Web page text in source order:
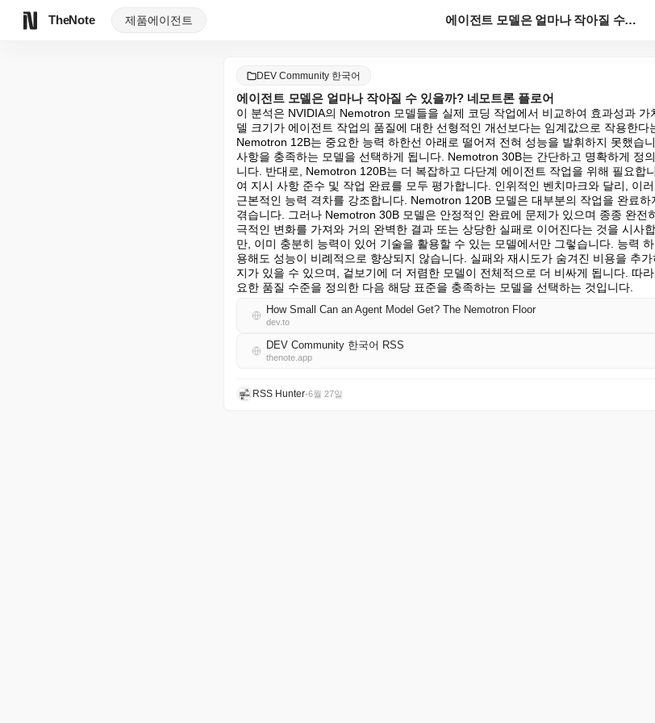
TheNote 제품에이전트 에이전트 모델은 얼마나 작아질 수 있을까? 네모트론 플...
DEV Community 한국어
에이전트 모델은 얼마나 작아질 수 있을까? 네모트론 플로어
이 분석은 NVIDIA의 Nemotron 모델들을 실제 코딩 작업에서 비교하여 효과성과
델 크기가 에이전트 작업의 품질에 대한 선형적인 개선보다는 임계값으로 작용한다
Nemotron 12B는 중요한 능력 하한선 아래로 떨어져 전혀 성능을 발휘하지 못했습
사항을 충족하는 모델을 선택하게 됩니다. Nemotron 30B는 간단하고 명확하게 정
니다. 반대로, Nemotron 120B는 더 복잡하고 다단계 에이전트 작업을 위해 필요합
여 지시 사항 준수 및 작업 완료를 모두 평가합니다. 인위적인 벤치마크와 달리, 이
근본적인 능력 격차를 강조합니다. Nemotron 120B 모델은 대부분의 작업을 완료
겪습니다. 그러나 Nemotron 30B 모델은 안정적인 완료에 문제가 있으며 종종 완전
극적인 변화를 가져와 거의 완벽한 결과 또는 상당한 실패로 이어진다는 것을 시사
만, 이미 충분히 능력이 있어 기술을 활용할 수 있는 모델에서만 그렇습니다. 능력
용해도 성능이 비례적으로 향상되지 않습니다. 실패와 재시도가 숨겨진 비용을 추
지가 있을 수 있으며, 겉보기에 더 저렴한 모델이 전체적으로 더 비싸게 됩니다. 따
요한 품질 수준을 정의한 다음 해당 표준을 충족하는 모델을 선택하는 것입니다.
How Small Can an Agent Model Get? The Nemotron Floor
dev.to
DEV Community 한국어 RSS
thenote.app
RSS Hunter•6월 27일